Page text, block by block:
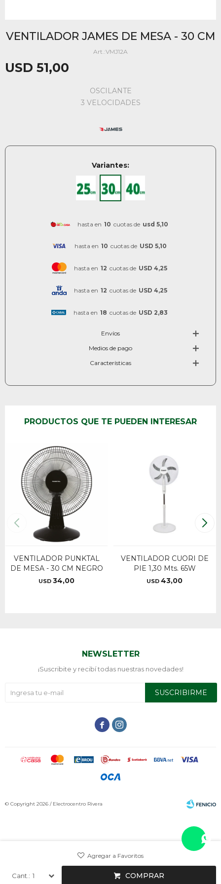
VENTILADOR JAMES DE MESA - 30 CM
VMJ12A
USD 51,00
OSCILANTE
3 VELOCIDADES
Variantes:
hasta en 10 cuotas de usd 5,10
hasta en 10 cuotas de USD 5,10
hasta en 12 cuotas de USD 4,25
hasta en 12 cuotas de USD 4,25
hasta en 18 cuotas de USD 2,83
1 COMPRAR
Envíos
Medios de pago
Características
PRODUCTOS QUE TE PUEDEN INTERESAR
VENTILADOR PUNKTAL
DE MESA - 30 CM NEGRO
USD 34,00
VENTILADOR CUORI DE
PIE 1,30 Mts. 65W
USD 43,00
NEWSLETTER
¡Suscribite y recibí todas nuestras novedades!
SUSCRIBIRME
 
© Copyright 2026 / Electrocentro Rivera